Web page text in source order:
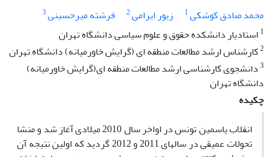
محمد صادق کوشکی1 زیور ایرامی2 فرشته میرحسینی3
1 استادیار دانشکده حقوق و علوم سیاسی دانشگاه تهران
2کارشناس ارشد مطالعات منطقه ای (گرایش خاورمیانه) دانشگاه تهران
3دانشجوی کارشناسی ارشد مطالعات منطقه ای(گرایش خاورمیانه)
دانشگاه تهران
چکیده
انقلاب یاسمین تونس در اواخر سال 2010 میلادی آغاز شد و منشا
تحولات عمیقی در سالهای 2011 و 2012 گردید که اولین نتیجه آن